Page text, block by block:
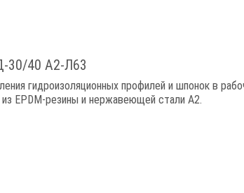
30/40 А2-Л63
гидроизоляционных профилей и шпонок в
EPDM-резины и нержавеющей стали A2.